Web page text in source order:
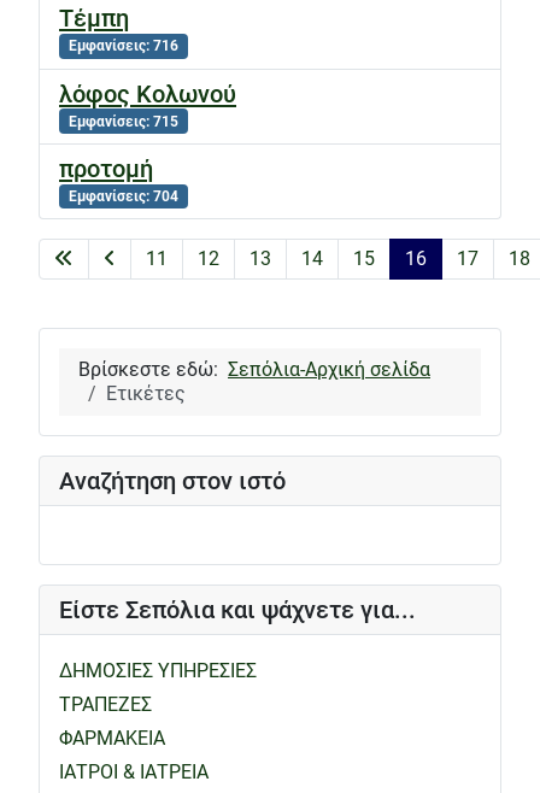
Αναζήτηση στον ιστό
Είστε Σεπόλια και ψάχνετε για...
ΔΗΜΟΣΙΕΣ ΥΠΗΡΕΣΙΕΣ
ΤΡΑΠΕΖΕΣ
ΦΑΡΜΑΚΕΙΑ
ΙΑΤΡΟΙ & ΙΑΤΡΕΙΑ
Τέμπη
Εμφανίσεις: 716
λόφος Κολωνού
Εμφανίσεις: 715
προτομή
Εμφανίσεις: 704
Σελίδα 16 από 20
11 12 13 14 15 16 17 18
Βρίσκεστε εδώ: Σεπόλια-Αρχική σελίδα
Ετικέτες